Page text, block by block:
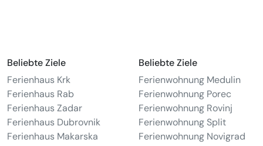
Beliebte Ziele
Ferienhaus Krk
Ferienhaus Rab
Ferienhaus Zadar
Ferienhaus Dubrovnik
Ferienhaus Makarska
Beliebte Ziele
Ferienwohnung Medulin
Ferienwohnung Porec
Ferienwohnung Rovinj
Ferienwohnung Split
Ferienwohnung Novigrad